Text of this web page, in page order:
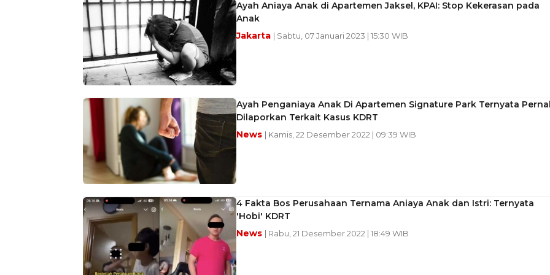
Ayah Aniaya Anak di Apartemen Jaksel, KPAI: Stop Kekerasan pada
Anak
Jakarta | Sabtu, 07 Januari 2023 | 15:30 WIB
Ayah Penganiaya Anak Di Apartemen Signature Park Ternyata
Dilaporkan Terkait Kasus KDRT
News | Kamis, 22 Desember 2022 | 09:39 WIB
4 Fakta Bos Perusahaan Ternama Aniaya Anak dan Istri: Ternyata
'Hobi' KDRT
News | Rabu, 21 Desember 2022 | 18:49 WIB